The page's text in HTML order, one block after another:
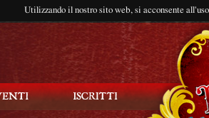
Utilizzando il nostro sito web, si acconsente